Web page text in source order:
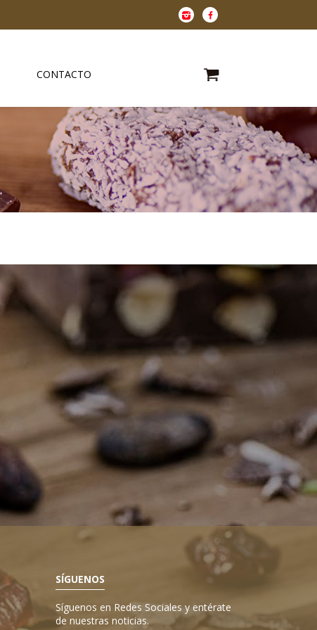
CONTACTO
SÍGUENOS
Síguenos en Redes Sociales y entérate
de nuestras noticias.